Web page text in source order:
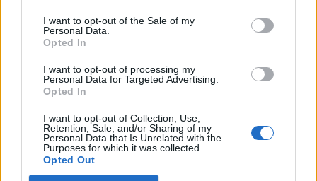
I want to opt-out of the Sale of my
Personal Data.
Opted In
I want to opt-out of processing my
Personal Data for Targeted Advertising.
Opted In
I want to opt-out of Collection, Use,
Retention, Sale, and/or Sharing of my
Personal Data that Is Unrelated with the
Purposes for which it was collected.
Opted Out
"__, José?", frase de um famoso poema de Drummond
A G O
Como é chamado o ensino a distância:
O bouquet que é um "ramo de cheiros" (fra.)
A R N